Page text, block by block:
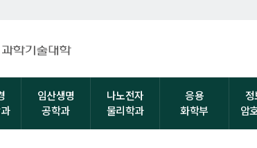
임산생명
공학과
나노전자
물리학과
응용
화학부
정
암